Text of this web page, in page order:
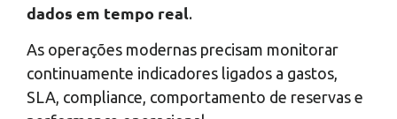
dados em tempo real.
As operações modernas precisam monitorar
continuamente indicadores ligados a gastos,
SLA, compliance, comportamento de reservas e